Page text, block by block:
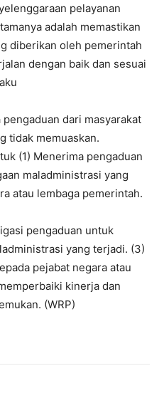
pelayanan
adalah memastikan
diberikan oleh pemerintah
dengan baik dan sesuai
dari masyarakat
tidak memuaskan.
(1) Menerima pengaduan
maladministrasi yang
atau lembaga pemerintah.
pengaduan untuk
yang terjadi. (3)
pejabat negara atau
kinerja dan
(WRP)